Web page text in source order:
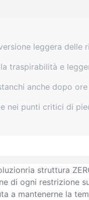
leggera delle
traspirabilità e
anche dopo
nei punti critici di
struttura
di ogni restrizione
a mantenerne la